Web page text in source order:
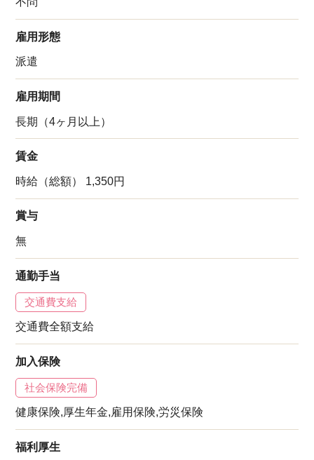
雇用形態
派遣
雇用期間
長期（4ヶ月以上）
賃金
時給（総額） 1,350円
賞与
無
通勤手当
交通費支給
交通費全額支給
加入保険
社会保険完備
健康保険,厚生年金,雇用保険,労災保険
福利厚生